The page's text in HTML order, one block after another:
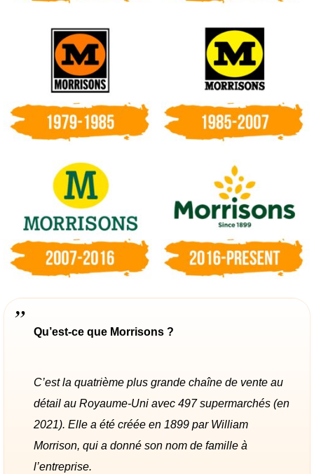
Qu’est-ce que Morrisons ?
C’est la quatrième plus grande chaîne de vente au
détail au Royaume-Uni avec 497 supermarchés (en
2021). Elle a été créée en 1899 par William
Morrison, qui a donné son nom de famille à
l’entreprise.